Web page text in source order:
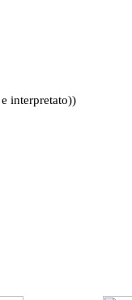
interpretato))